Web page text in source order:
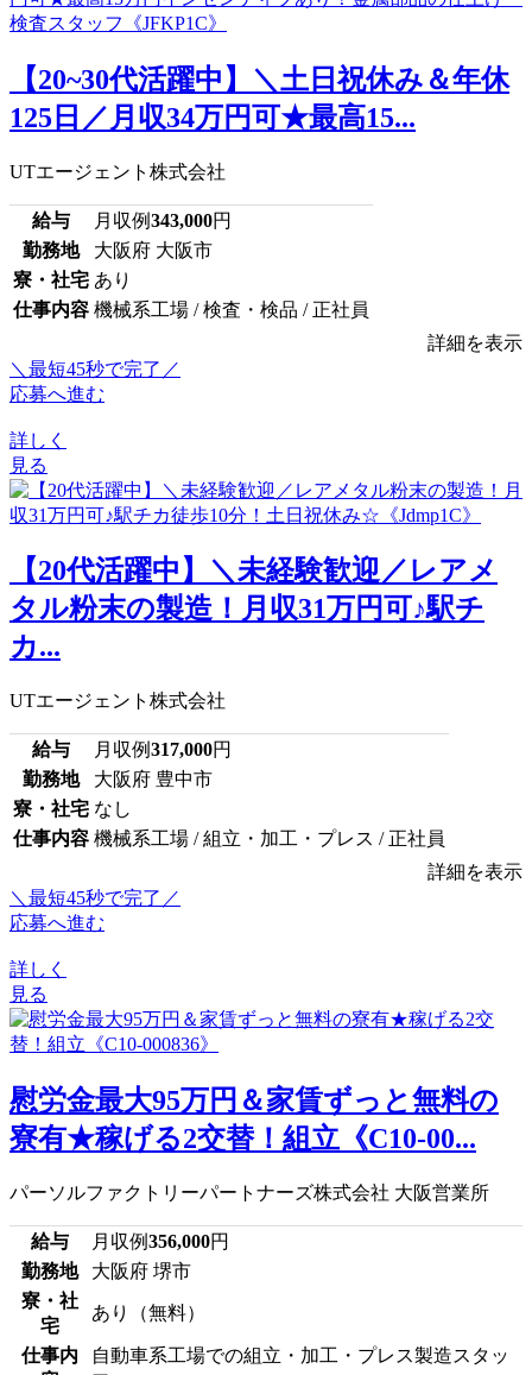
【20~30代活躍中】＼土日祝休み＆年休
125日／月収34万円可★最高15...
UTエージェント株式会社
給与 月収例343,000円
勤務地
大阪府 大阪市
寮・社宅 あり
仕事内容 機械系工場 / 検査・検品 / 正社員
詳細を表示
＼最短45秒で完了／
応募へ進む
詳しく
見る
【20代活躍中】＼未経験歓迎／レアメ
タル粉末の製造！月収31万円可♪駅チ
カ...
UTエージェント株式会社
給与 月収例317,000円
勤務地
大阪府 豊中市
寮・社宅 なし
仕事内容 機械系工場 / 組立・加工・プレス / 正社員
詳細を表示
＼最短45秒で完了／
応募へ進む
詳しく
見る
慰労金最大95万円＆家賃ずっと無料の
寮有★稼げる2交替！組立《C10-00...
パーソルファクトリーパートナーズ株式会社 大阪営業所
給与 月収例356,000円
勤務地
大阪府 堺市
寮・社
宅
あり（無料）
仕事内
自動車系工場での組立・加工・プレス製造スタッ